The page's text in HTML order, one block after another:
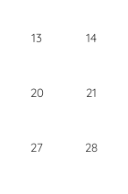
13 14
20 21
27 28